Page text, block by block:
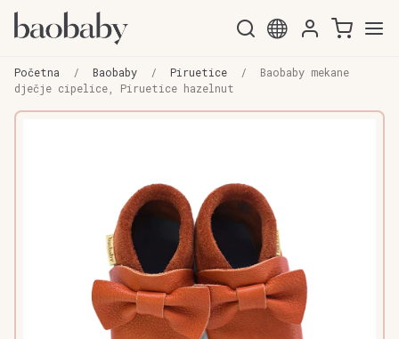
na
navigaciju
do
sadržaja
Početna / Baobaby / Piruetice /
Baobaby mekane
dječje cipelice, Piruetice hazelnut